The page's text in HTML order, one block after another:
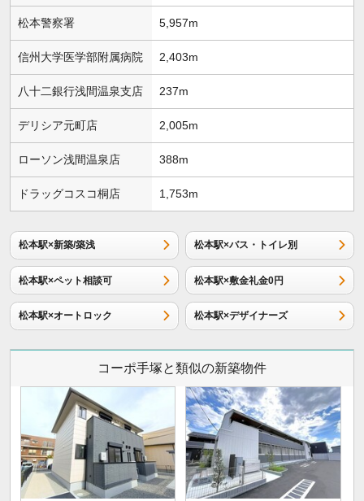
松本警察署 5,957m
信州大学医学部附属病院 2,403m
八十二銀行浅間温泉支店 237m
デリシア元町店 2,005m
ローソン浅間温泉店 388m
ドラッグコスコ桐店 1,753m
松本駅×新築/築浅 松本駅×バス・トイレ別
松本駅×ペット相談可 松本駅×敷金礼金0円
松本駅×オートロック 松本駅×デザイナーズ
コーポ手塚と類似の新築物件